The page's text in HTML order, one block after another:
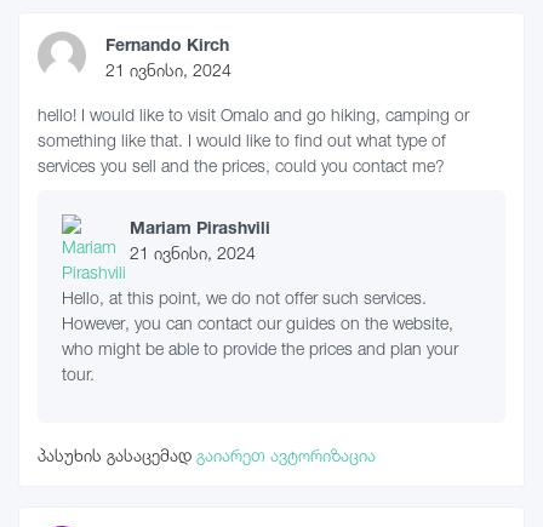
Fernando Kirch
21 ივნისი, 2024
hello! I would like to visit Omalo and go hiking, camping or
something like that. I would like to find out what type of
services you sell and the prices, could you contact me?
Mariam Pirashvili
21 ივნისი, 2024
Hello, at this point, we do not offer such services.
However, you can contact our guides on the website,
who might be able to provide the prices and plan your
tour.
პასუხის გასაცემად გაიარეთ ავტორიზაცია